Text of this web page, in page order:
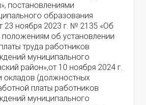
постановлениями
образования
23 ноября 2023 г. № 2135 «Об
об установлении
труда работников
муниципального
район»,от 10 ноября 2024 г.
(должностных
платы работников
муниципального